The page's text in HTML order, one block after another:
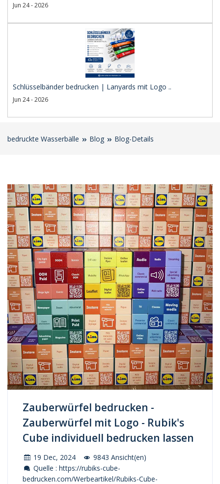
Jun 24 - 2026
Schlüsselbänder bedrucken | Lanyards mit Logo ..
Jun 24 - 2026
bedruckte Wasserbälle Blog Blog-Details
Zauberwürfel bedrucken -
Zauberwürfel mit Logo - Rubik's
Cube individuell bedrucken lassen
19 Dec, 2024
9843 Ansicht(en)
Quelle : https://rubiks-cube-
bedrucken.com/Werbeartikel/Rubiks-Cube-